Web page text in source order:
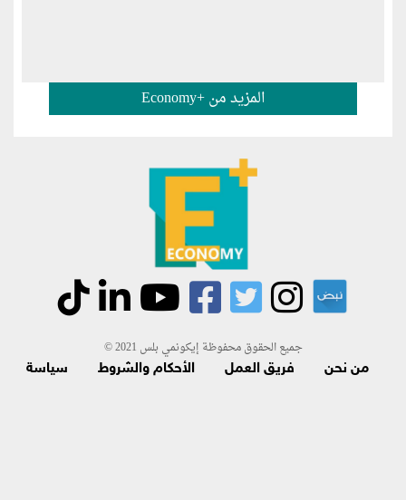
المزيد من +Economy
جميع الحقوق محفوظة إيكونمي بلس 2021 ©
من نحن فريق العمل الأحكام والشروط
سياسة